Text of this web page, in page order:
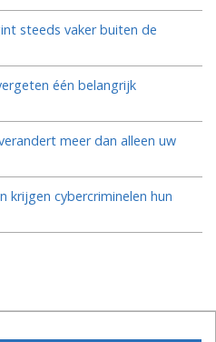
steeds vaker buiten de
één belangrijk
meer dan alleen uw
krijgen cybercriminelen hun